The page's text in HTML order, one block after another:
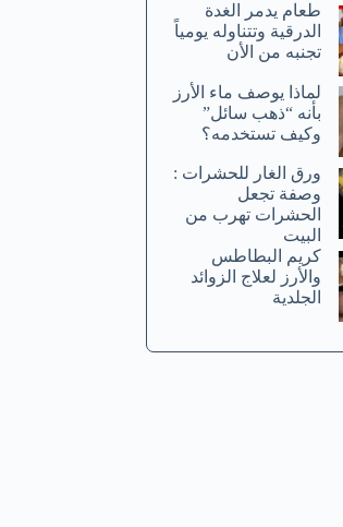
طعام يدمر الغدة
الدرقية وتتناوله يومياً
تجنبه من الأن
لماذا يوصف ماء الأرز
بأنه “ذهب سائل”
وكيف تستخدمه؟
ورق الغار للحشرات :
وصفة تجعل
الحشرات تهرب من
البيت
كريم البطاطس
والأرز لعلاج الزوائد
الجلدية